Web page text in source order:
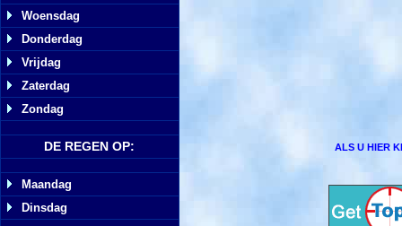
Woensdag
Donderdag
Vrijdag
Zaterdag
Zondag
DE REGEN OP:
Maandag
Dinsdag
ALS U HIER